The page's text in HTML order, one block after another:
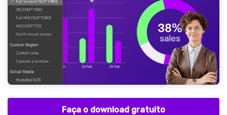
Faça o download gratuito